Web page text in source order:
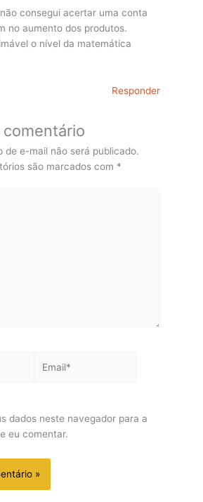
consegui acertar uma conta
no aumento dos produtos.
o nível da matemática
Responder
comentário
de e-mail não será publicado.
são marcados com *
dados neste navegador para a
eu comentar.